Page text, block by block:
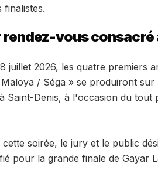
finalistes.
rendez-vous consacré
juillet 2026, les quatre premiers
/ Séga » se produiront sur
Saint-Denis, à l'occasion du tout
cette soirée, le jury et le public
pour la grande finale de Gayar